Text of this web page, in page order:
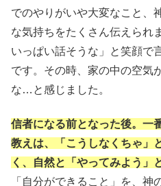
でのやりがいや大変なこと
な気持ちをたくさん伝えられ
いっぱい話そうな」と笑顔で
です。その時、家の中の空気
な…と感じました。
信者になる前となった後。一
教えは、「こうしなくちゃ」
く、自然と「やってみよう」
「自分ができること」を、